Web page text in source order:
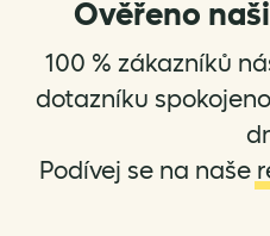
may
be
chosen
product
Ověřeno
100 % zákazníků
dotazníku
Podívej se na naše